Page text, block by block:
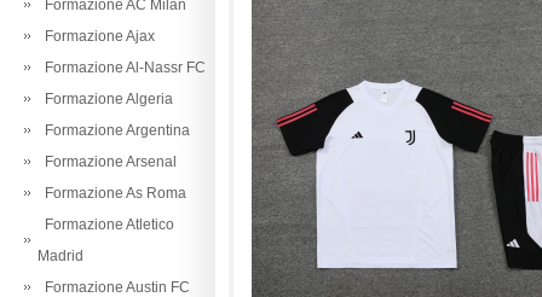
Formazione AC Milan
Formazione Ajax
Formazione Al-Nassr FC
Formazione Algeria
Formazione Argentina
Formazione Arsenal
Formazione As Roma
Formazione Atletico
Madrid
Formazione Austin FC